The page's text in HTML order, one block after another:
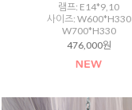
램프: E14*9,10
사이즈: W600*H330
W700*H330
476,000원